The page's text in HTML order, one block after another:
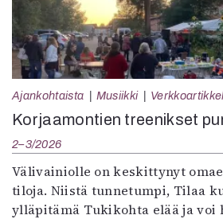
Ajankohtaista Musiikki
Korjaamontien treenikset
2–3/2026
Välivainiolle on keskittynyt
tiloja. Niistä tunnetumpi, Tilaa
ylläpitämä Tukikohta elää ja voi